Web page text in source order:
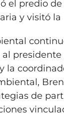
el predio
y visitó la
al
la
de